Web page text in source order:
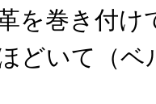
を巻き付け
どいて（